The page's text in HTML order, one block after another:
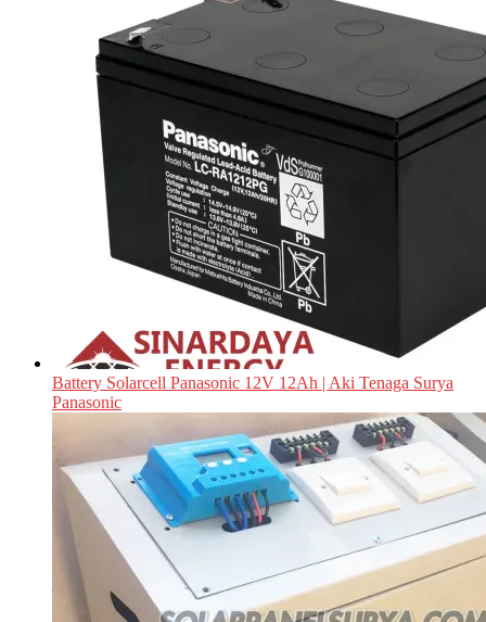
Battery Solarcell Panasonic 12V 12Ah | Aki Tenaga Surya
Panasonic